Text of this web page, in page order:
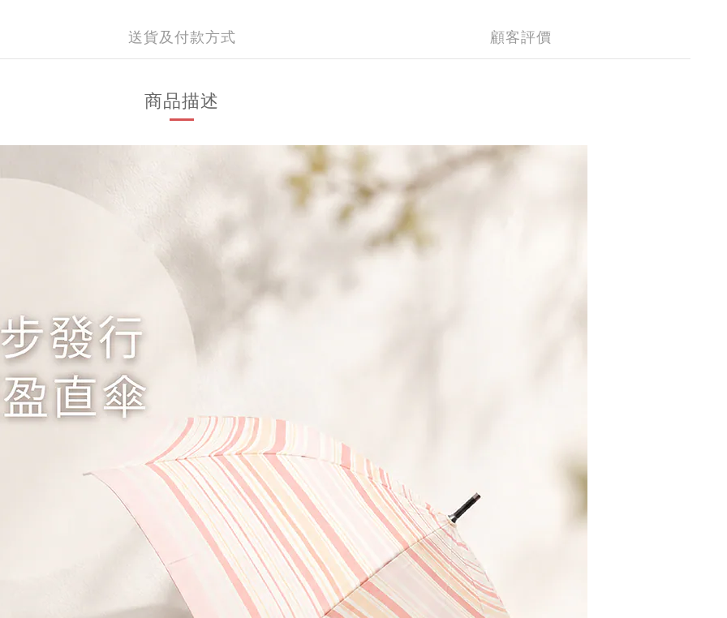
送貨及付款方式 顧客評價
商品描述